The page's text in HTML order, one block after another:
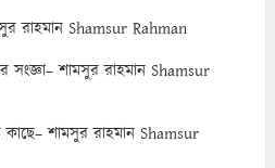
রাহমান Shamsur Rahman
সংজ্ঞা– শামসুর রাহমান Shamsur
শামসুর রাহমান Shamsur